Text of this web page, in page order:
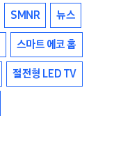
SMNR 뉴스
스마트 에코 홈
절전형 LED TV